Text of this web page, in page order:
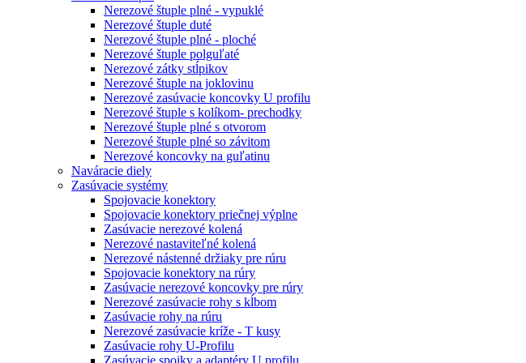
Nerezové štuple plné - vypuklé
Nerezové štuple duté
Nerezové štuple plné - ploché
Nerezové štuple polguľaté
Nerezové zátky stĺpikov
Nerezové štuple na joklovinu
Nerezové zasúvacie koncovky U profilu
Nerezové štuple s kolíkom- prechodky
Nerezové štuple plné s otvorom
Nerezové štuple plné so závitom
Nerezové koncovky na guľatinu
Naváracie diely
Zasúvacie systémy
Spojovacie konektory
Spojovacie konektory priečnej výplne
Zasúvacie nerezové kolená
Nerezové nastaviteľné kolená
Nerezové nástenné držiaky pre rúru
Spojovacie konektory na rúry
Zasúvacie nerezové koncovky pre rúry
Nerezové zasúvacie rohy s kĺbom
Zasúvacie rohy na rúru
Nerezové zasúvacie kríže - T kusy
Zasúvacie rohy U-Profilu
Zasúvacie spojky a adaptéry U profilu